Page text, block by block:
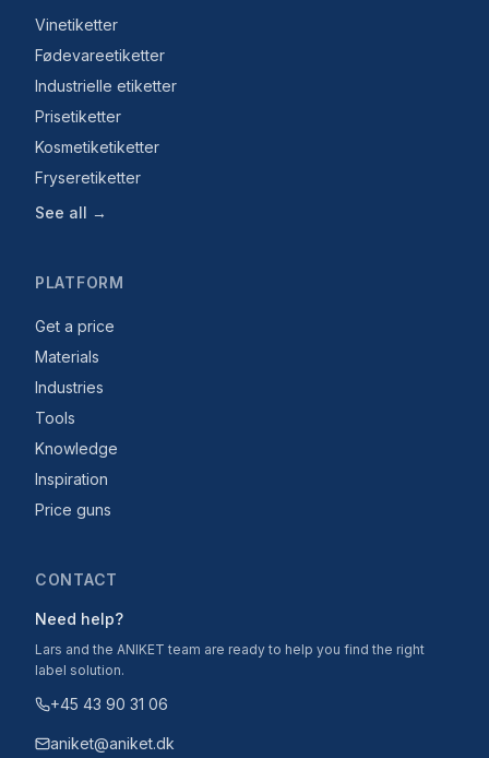
Vinetiketter
Fødevareetiketter
Industrielle etiketter
Prisetiketter
Kosmetiketiketter
Fryseretiketter
See all →
PLATFORM
Get a price
Materials
Industries
Tools
Knowledge
Inspiration
Price guns
CONTACT
Need help?
Lars and the ANIKET team are ready to help you find the right
label solution.
+45 43 90 31 06
aniket@aniket.dk